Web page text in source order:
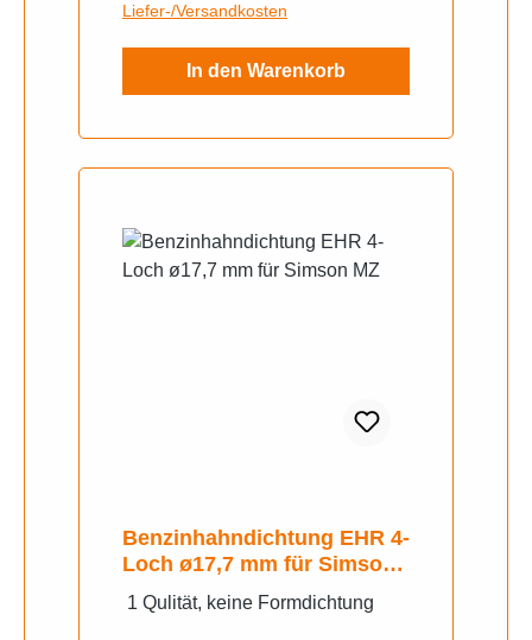
Liefer-/Versandkosten
In den Warenkorb
Benzinhahndichtung EHR 4-
Loch ø17,7 mm für Simson
MZ
1 Qulität, keine Formdichtung